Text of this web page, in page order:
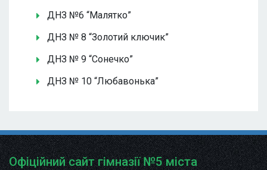
ДНЗ №6 “Малятко”
ДНЗ № 8 “Золотий ключик”
ДНЗ № 9 “Сонечко”
ДНЗ № 10 “Любавонька”
Офіційний сайт гімназії №5 міста